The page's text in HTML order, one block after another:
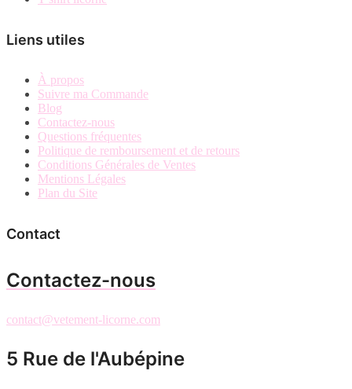
Liens utiles
À propos
Suivre ma Commande
Blog
Contactez-nous
Questions fréquentes
Politique de remboursement et de retours
Conditions Générales de Ventes
Mentions Légales
Plan du Site
Contact
Contactez-nous
contact@vetement-licorne.com
5 Rue de l'Aubépine